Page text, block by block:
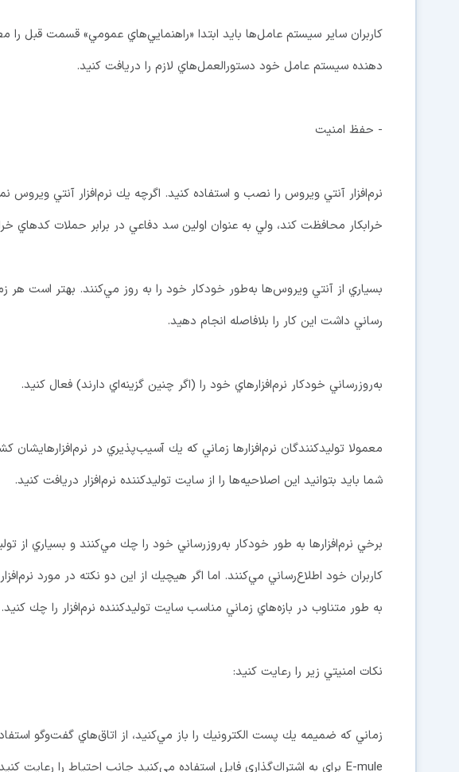
كاربران ساير سيستم عامل‌ها بايد ابتدا «راهنمايي‌هاي عمومي» قسمت قبل را
دهنده سيستم عامل خود دستورالعمل‌هاي لازم را دريافت كنيد.
- حفظ امنيت
نرم‌افزار آنتي ويروس را نصب و استفاده كنيد. اگرچه يك نرم‌افزار آنتي ويروس
خرابكار محافظت كند، ولي به عنوان اولين سد دفاعي در برابر حملات كدهاي
بسياري از آنتي ويروس‌ها به‌طور خودكار خود را به روز مي‌كنند. بهتر است هر
رساني داشت اين كار را بلافاصله انجام دهيد.
به‌روزرساني خودكار نرم‌افزارهاي خود را (اگر چنين گزينه‌اي دارند) فعال كنيد.
معمولا توليدكنندگان نرم‌افزارها زماني كه يك آسيب‌پذيري در
شما بايد بتوانيد اين اصلاحيه‌ها را از سايت توليدكننده نرم‌افزار دريافت كنيد.
برخي نرم‌افزارها به طور خودكار به‌روزرساني خود را چك مي‌كنند و بسياري از
كاربران خود اطلاع‌رساني مي‌كنند. اما اگر هيچيك از اين دو نكته در مورد
به طور متناوب در بازه‌هاي زماني مناسب سايت توليدكننده نرم‌افزار را چك كنيد.
نكات امنيتي زير را رعايت كنيد:
E-mule براي به اشتراك‌گذاري فايل استفاده مي‌كنيد جانب احتياط را رعايت كنيد.